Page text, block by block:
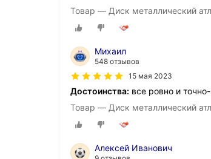
Товар — Диск металлический
Михаил
548 отзывов
15 мая 2023
Достоинства: все ровно и
Товар — Диск металлический
Алексей Иванович